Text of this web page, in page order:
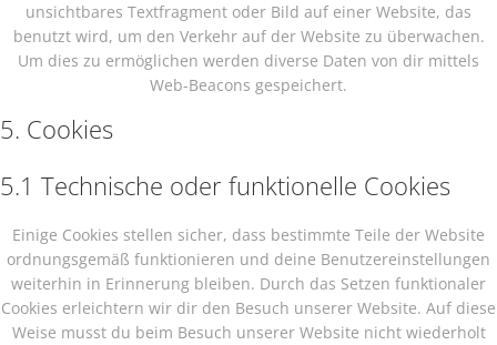
unsichtbares Textfragment oder Bild auf einer Website, das
benutzt wird, um den Verkehr auf der Website zu überwachen.
Um dies zu ermöglichen werden diverse Daten von dir mittels
Web-Beacons gespeichert.
5. Cookies
5.1 Technische oder funktionelle Cookies
Einige Cookies stellen sicher, dass bestimmte Teile der Website
ordnungsgemäß funktionieren und deine Benutzereinstellungen
weiterhin in Erinnerung bleiben. Durch das Setzen funktionaler
Cookies erleichtern wir dir den Besuch unserer Website. Auf diese
Weise musst du beim Besuch unserer Website nicht wiederholt